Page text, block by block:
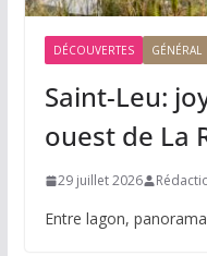
DÉCOUVERTES GÉNÉRAL
Saint-Leu:
ouest de La
29 juillet 2026
Entre lagon,